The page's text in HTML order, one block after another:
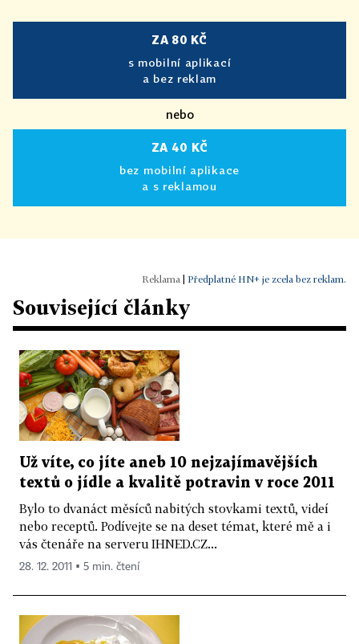
ZA 80 KČ
s mobilní aplikací
a bez reklam
nebo
ZA 40 KČ
bez mobilní aplikace
a s reklamou
Předplatné HN+ je zcela bez reklam.
Související články
Už víte, co jíte aneb 10 nejzajímavějších
textů o jídle a kvalitě potravin v roce 2011
Bylo to dvanáct měsíců nabitých stovkami textů, videí
nebo receptů. Podívejte se na deset témat, které mě a i
vás čtenáře na serveru IHNED.CZ...
28. 12. 2011 ▪ 5 min. čtení